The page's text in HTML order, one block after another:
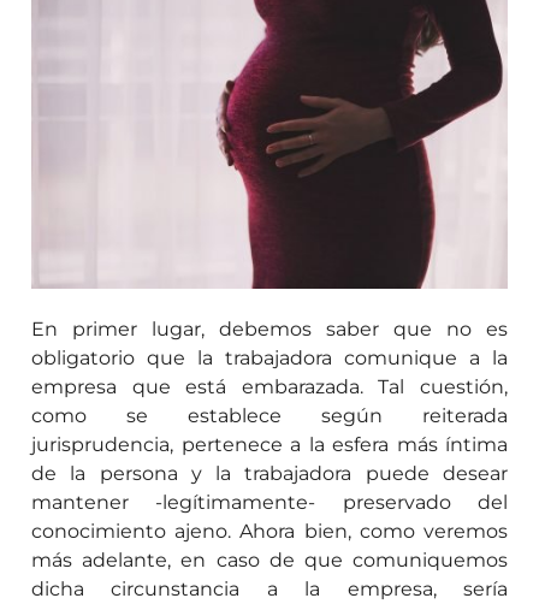
En primer lugar, debemos saber que no es
obligatorio que la trabajadora comunique a la
empresa que está embarazada. Tal cuestión,
como se establece según reiterada
jurisprudencia, pertenece a la esfera más íntima
de la persona y la trabajadora puede desear
mantener -legítimamente- preservado del
conocimiento ajeno. Ahora bien, como veremos
más adelante, en caso de que comuniquemos
dicha circunstancia a la empresa, sería